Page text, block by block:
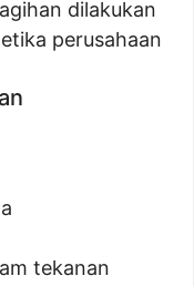
dilakukan
perusahaan
tekanan